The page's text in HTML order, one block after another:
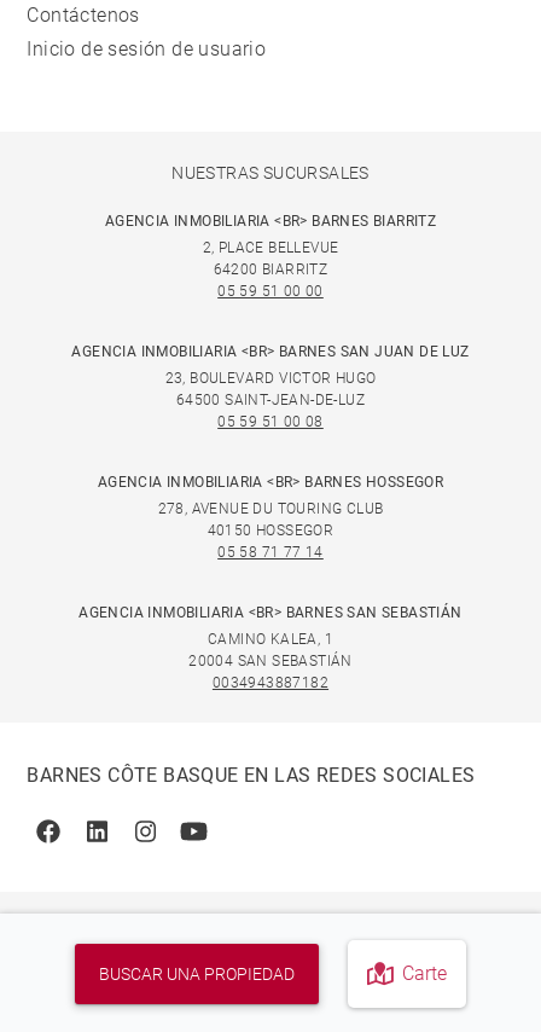
BUSCAR UNA PROPIEDAD Carte
Contáctenos
Inicio de sesión de usuario
NUESTRAS SUCURSALES
AGENCIA INMOBILIARIA <BR> BARNES BIARRITZ
2, PLACE BELLEVUE
64200 BIARRITZ
05 59 51 00 00
AGENCIA INMOBILIARIA <BR> BARNES SAN JUAN DE LUZ
23, BOULEVARD VICTOR HUGO
64500 SAINT-JEAN-DE-LUZ
05 59 51 00 08
AGENCIA INMOBILIARIA <BR> BARNES HOSSEGOR
278, AVENUE DU TOURING CLUB
40150 HOSSEGOR
05 58 71 77 14
AGENCIA INMOBILIARIA <BR> BARNES SAN SEBASTIÁN
CAMINO KALEA, 1
20004 SAN SEBASTIÁN
0034943887182
BARNES CÔTE BASQUE EN LAS REDES SOCIALES
FacebookLinkedinInstagramYoutube
© 2026 BARNES, INTERNATIONAL REALTY - BARNES
INTERNATIONAL